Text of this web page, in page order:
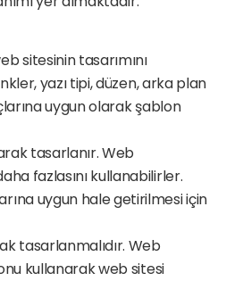
sitesinin tasarımını
yazı tipi, düzen, arka plan
uygun olarak şablon
tasarlanır. Web
fazlasını kullanabilirler.
uygun hale getirilmesi için
tasarlanmalıdır. Web
kullanarak web sitesi